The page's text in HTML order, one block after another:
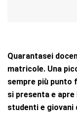
Quarantasei
matricole. Una
sempre più punto
si presenta e
studenti e giovani